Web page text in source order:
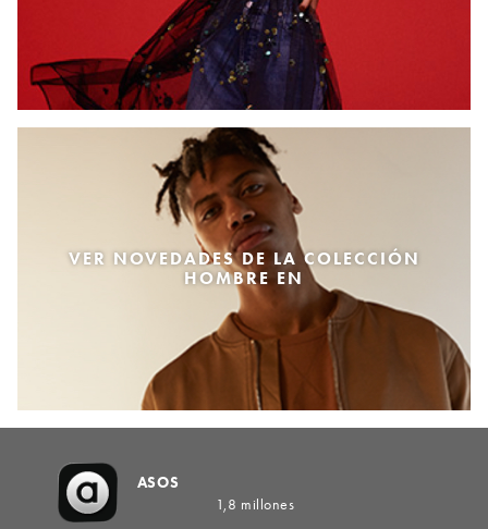
VER NOVEDADES DE LA COLECCIÓN
HOMBRE EN
ASOS
1,8 millones